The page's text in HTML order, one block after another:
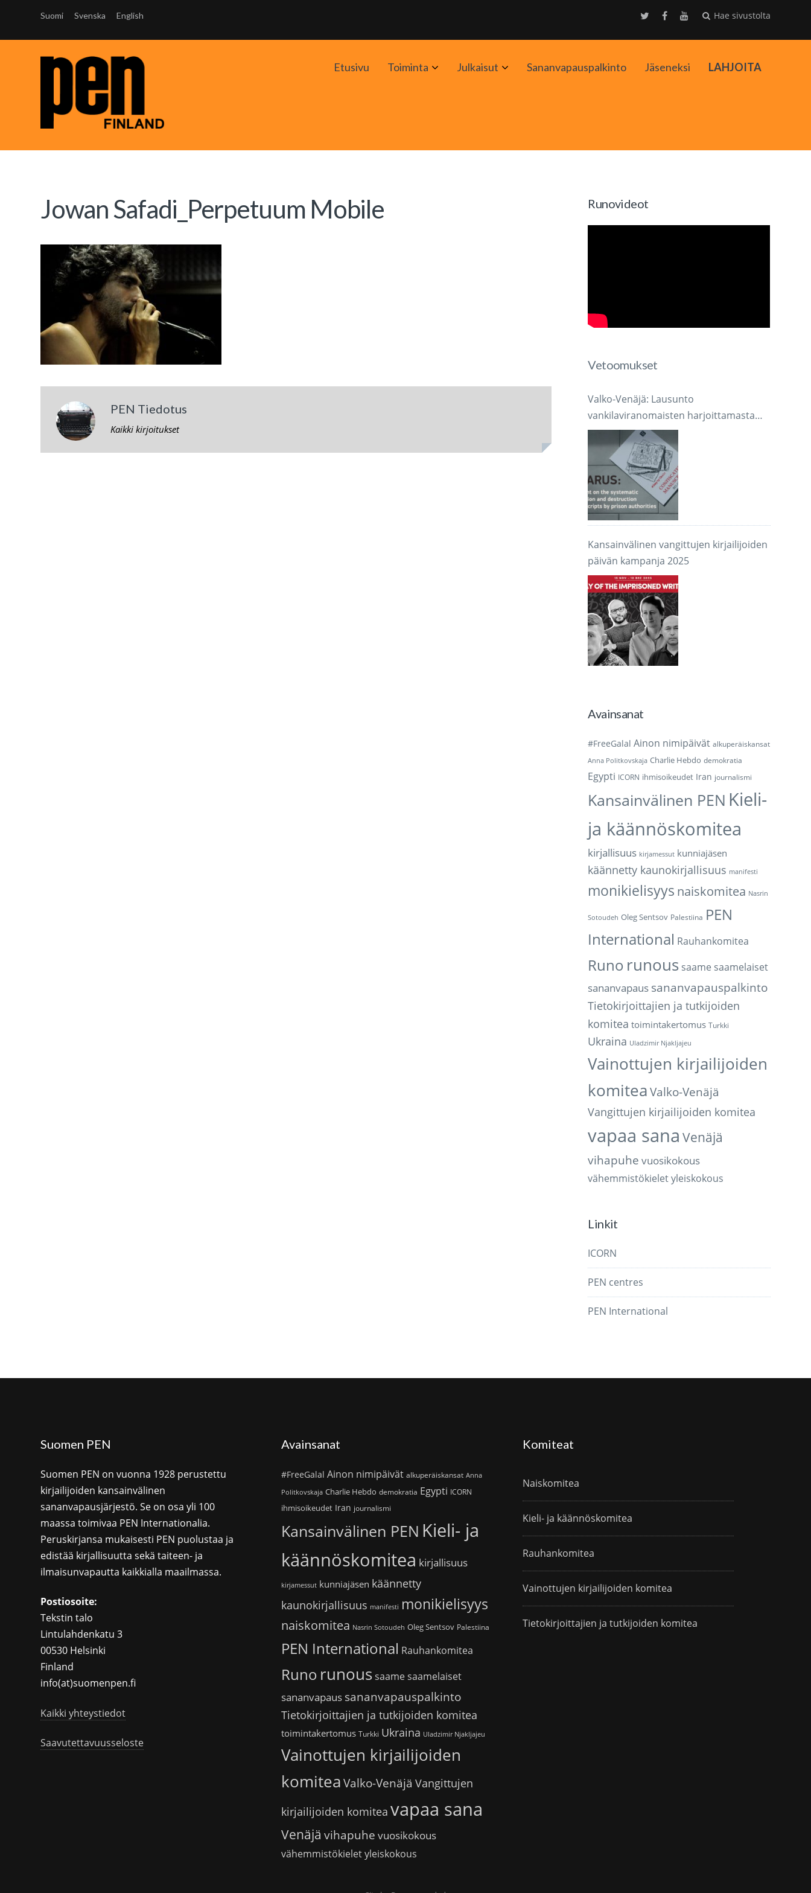
Suomi Svenska English Hae sivustolta
Etusivu Toiminta AvaaJulkaisut AvaaSananvapauspalkinto Jäseneksi LAHJOITA
Jowan Safadi_Perpetuum Mobile
PEN Tiedotus
Kaikki kirjoitukset
Runovideot
Vetoomukset
Valko-Venäjä: Lausunto
vankilaviranomaisten harjoittamasta
järjestelmällisestä käsikirjoitusten
takavarikoinnista ja tuhoamisesta
Kansainvälinen vangittujen kirjailijoiden
päivän kampanja 2025
Avainsanat
#FreeGalal Ainon nimipäivät alkuperäiskansat
Anna Politkovskaja Charlie Hebdo demokratia
Egypti ICORN ihmisoikeudet Iran journalismi
Kansainvälinen PEN Kieli-
ja käännöskomitea
kirjallisuus kirjamessut kunniajäsen
käännetty kaunokirjallisuus manifesti
monikielisyys naiskomitea Nasrin
Sotoudeh Oleg Sentsov Palestiina PEN
International Rauhankomitea
Runo runous saame saamelaiset
sananvapaus sananvapauspalkinto
Tietokirjoittajien ja tutkijoiden
komitea toimintakertomus Turkki
Ukraina Uladzimir Njakljajeu
Vainottujen kirjailijoiden
komitea Valko-Venäjä
Vangittujen kirjailijoiden komitea
vapaa sana Venäjä
vihapuhe vuosikokous
vähemmistökieletyleiskokous
Linkit
ICORN
PEN centres
PEN International
Suomen PEN
Suomen PEN on vuonna 1928 perustettu
kirjailijoiden kansainvälinen
sananvapausjärjestö. Se on osa yli 100
maassa toimivaa PEN Internationalia.
Peruskirjansa mukaisesti PEN puolustaa ja
edistää kirjallisuutta sekä taiteen- ja
ilmaisunvapautta kaikkialla maailmassa.
Postiosoite:
Tekstin talo
Lintulahdenkatu 3
00530 Helsinki
Finland
info(at)suomenpen.fi
Kaikki yhteystiedot
Saavutettavuusseloste
Avainsanat
#FreeGalal Ainon nimipäivät alkuperäiskansat Anna
Politkovskaja Charlie Hebdo demokratia Egypti ICORN
ihmisoikeudet Iran journalismi
Kansainvälinen PEN Kieli- ja
käännöskomitea kirjallisuus
kirjamessut kunniajäsen käännetty
kaunokirjallisuus manifesti monikielisyys
naiskomitea Nasrin Sotoudeh Oleg Sentsov Palestiina
PEN International Rauhankomitea
Runo runoussaamesaamelaiset
sananvapaus sananvapauspalkinto
Tietokirjoittajien ja tutkijoiden komitea
toimintakertomus Turkki Ukraina Uladzimir Njakljajeu
Vainottujen kirjailijoiden
komitea Valko-Venäjä Vangittujen
kirjailijoiden komitea vapaa sana
Venäjä vihapuhe vuosikokous
vähemmistökieletyleiskokous
Komiteat
Naiskomitea
Kieli- ja käännöskomitea
Rauhankomitea
Vainottujen kirjailijoiden komitea
Tietokirjoittajien ja tutkijoiden komitea